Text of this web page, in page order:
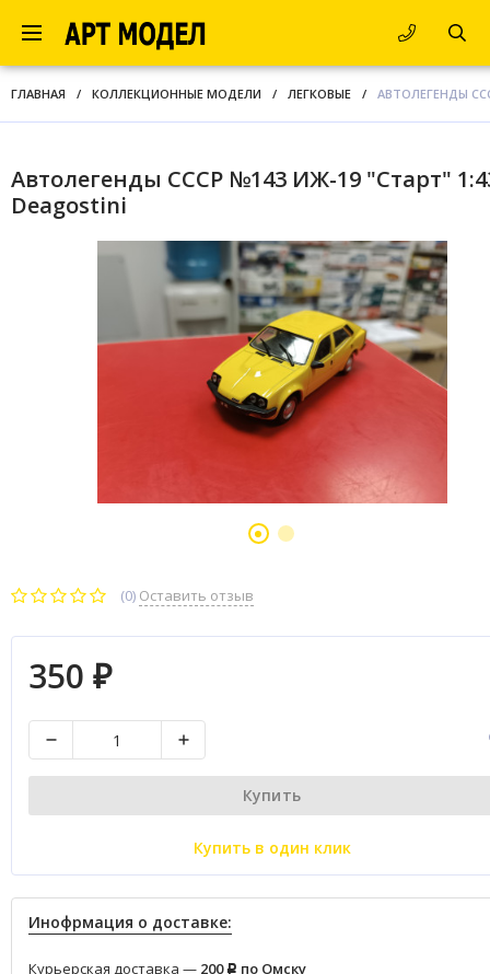
ГЛАВНАЯ / КОЛЛЕКЦИОННЫЕ МОДЕЛИ / ЛЕГКОВЫЕ / АВТОЛЕГЕНДЫ
Автолегенды СССР №143 ИЖ-19 "Старт"
Deagostini
(0) Оставить отзыв
350 ₽
Купить
Купить в один клик
Инофрмация о доставке:
Курьерская доставка — 200 Р по Омску